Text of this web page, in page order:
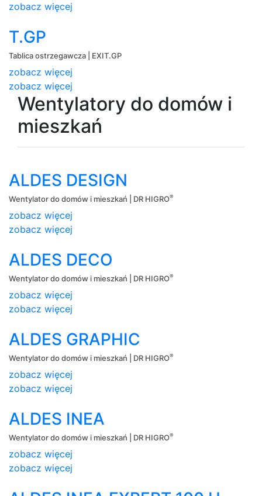
zobacz więcej
T.GP
Tablica ostrzegawcza | EXIT.GP
zobacz więcej
zobacz więcej
Wentylatory do domów i
mieszkań
ALDES DESIGN
Wentylator do domów i mieszkań | DR HIGRO®
zobacz więcej
zobacz więcej
ALDES DECO
Wentylator do domów i mieszkań | DR HIGRO®
zobacz więcej
zobacz więcej
ALDES GRAPHIC
Wentylator do domów i mieszkań | DR HIGRO®
zobacz więcej
zobacz więcej
ALDES INEA
Wentylator do domów i mieszkań | DR HIGRO®
zobacz więcej
zobacz więcej